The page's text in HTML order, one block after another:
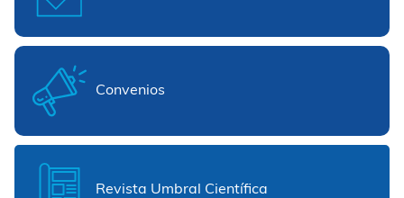
Convenios
Revista Umbral Científica